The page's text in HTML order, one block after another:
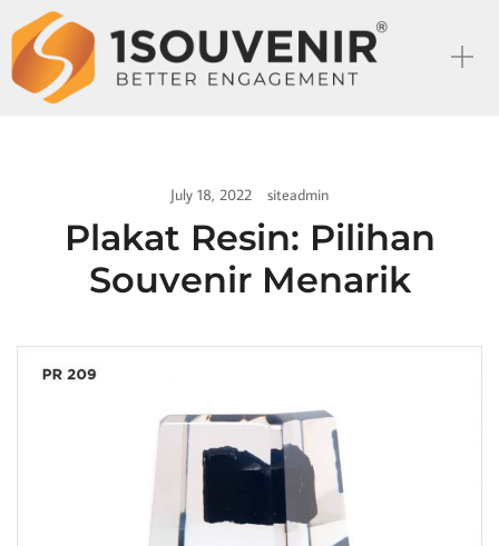
July 18, 2022 siteadmin
Plakat Resin: Pilihan
Souvenir Menarik